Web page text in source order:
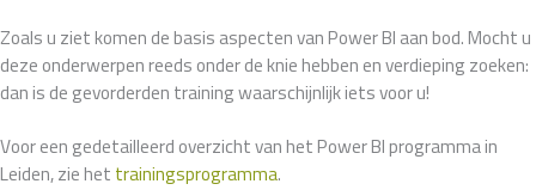
Zoals u ziet komen de basis aspecten van Power BI aan bod. Mocht u
deze onderwerpen reeds onder de knie hebben en verdieping zoeken:
dan is de gevorderden training waarschijnlijk iets voor u!
Voor een gedetailleerd overzicht van het Power BI programma in
Leiden, zie het trainingsprogramma.